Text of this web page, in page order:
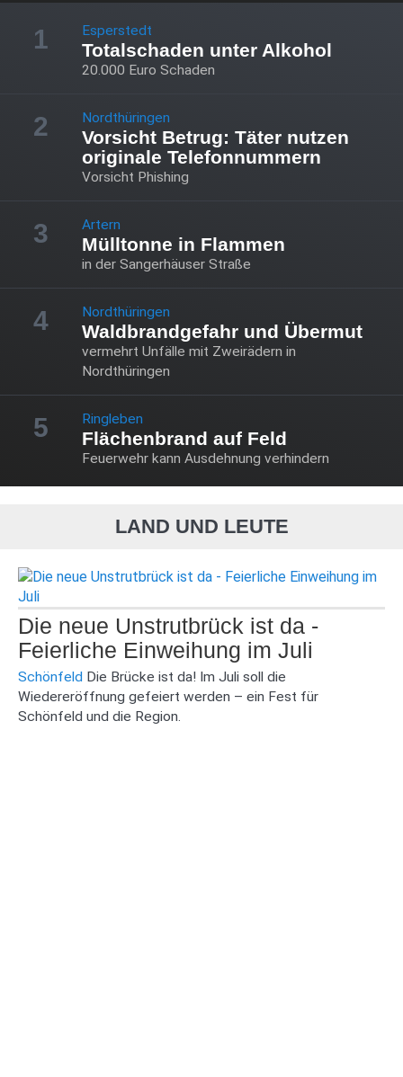
1 Esperstedt
Totalschaden unter Alkohol
20.000 Euro Schaden
2 Nordthüringen
Vorsicht Betrug: Täter nutzen
originale Telefonnummern
Vorsicht Phishing
3 Artern
Mülltonne in Flammen
in der Sangerhäuser Straße
4 Nordthüringen
Waldbrandgefahr und Übermut
vermehrt Unfälle mit Zweirädern in
Nordthüringen
5 Ringleben
Flächenbrand auf Feld
Feuerwehr kann Ausdehnung verhindern
LAND UND LEUTE
Die neue Unstrutbrück ist da -
Feierliche Einweihung im Juli
Schönfeld Die Brücke ist da! Im Juli soll die
Wiedereröffnung gefeiert werden – ein Fest für
Schönfeld und die Region.